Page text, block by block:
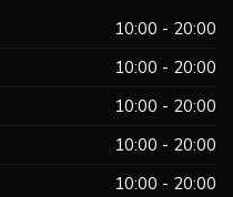
10:00 - 20:00
10:00 - 20:00
10:00 - 20:00
10:00 - 20:00
10:00 - 20:00